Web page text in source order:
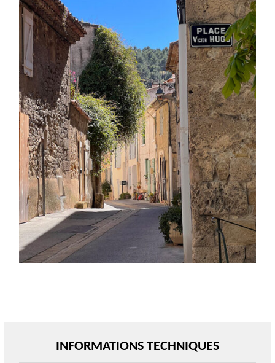
INFORMATIONS TECHNIQUES